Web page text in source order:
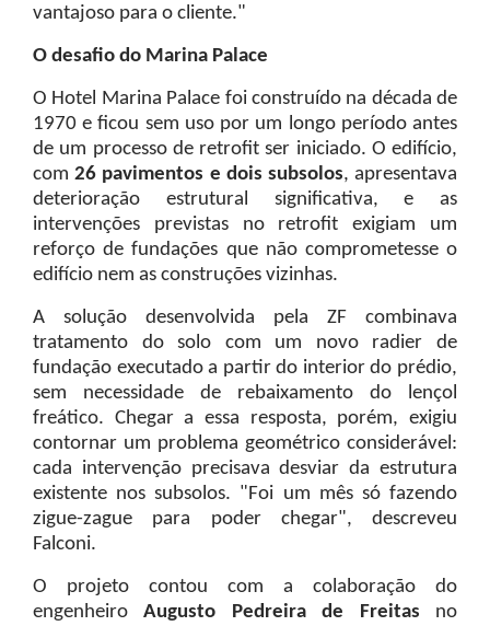
vantajoso para o cliente."
O desafio do Marina Palace
O Hotel Marina Palace foi construído na década de
1970 e ficou sem uso por um longo período antes
de um processo de retrofit ser iniciado. O edifício,
com26 pavimentos e dois subsolos, apresentava
deterioração estrutural significativa, e as
intervenções previstas no retrofit exigiam um
reforço de fundações que não comprometesse o
edifício nem as construções vizinhas.
A solução desenvolvida pela ZF combinava
tratamento do solo com um novo radier de
fundação executado a partir do interior do prédio,
sem necessidade de rebaixamento do lençol
freático. Chegar a essa resposta, porém, exigiu
contornar um problema geométrico considerável:
cada intervenção precisava desviar da estrutura
existente nos subsolos. "Foi um mês só fazendo
zigue-zague para poder chegar", descreveu
Falconi.
O projeto contou com a colaboração do
engenheiroAugusto Pedreira de Freitas no